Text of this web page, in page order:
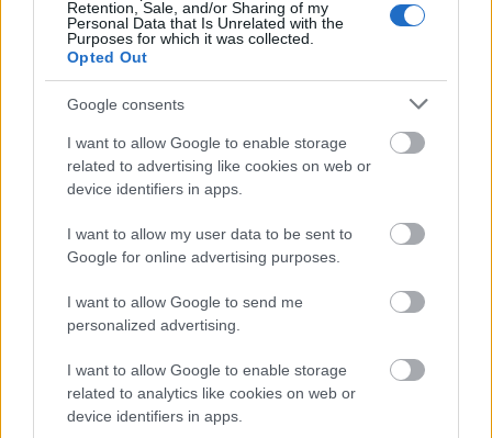
Retention, Sale, and/or Sharing of my
Personal Data that Is Unrelated with the
Purposes for which it was collected.
Opted Out
Google consents
I want to allow Google to enable storage
related to advertising like cookies on web or
device identifiers in apps.
I want to allow my user data to be sent to
Google for online advertising purposes.
I want to allow Google to send me
personalized advertising.
I want to allow Google to enable storage
related to analytics like cookies on web or
device identifiers in apps.
δήμοι και ΠΣ, ποιος πληρώνει τον λογαριασμό
Η επίθεση στη Hugging Face σηματοδοτεί την
έναρξη μιας επικίνδυνης εποχής
TAGS: Alphabet
Robinhood
Κάθι Γουντ (Cathie Wood)
BEST OFINTERNET